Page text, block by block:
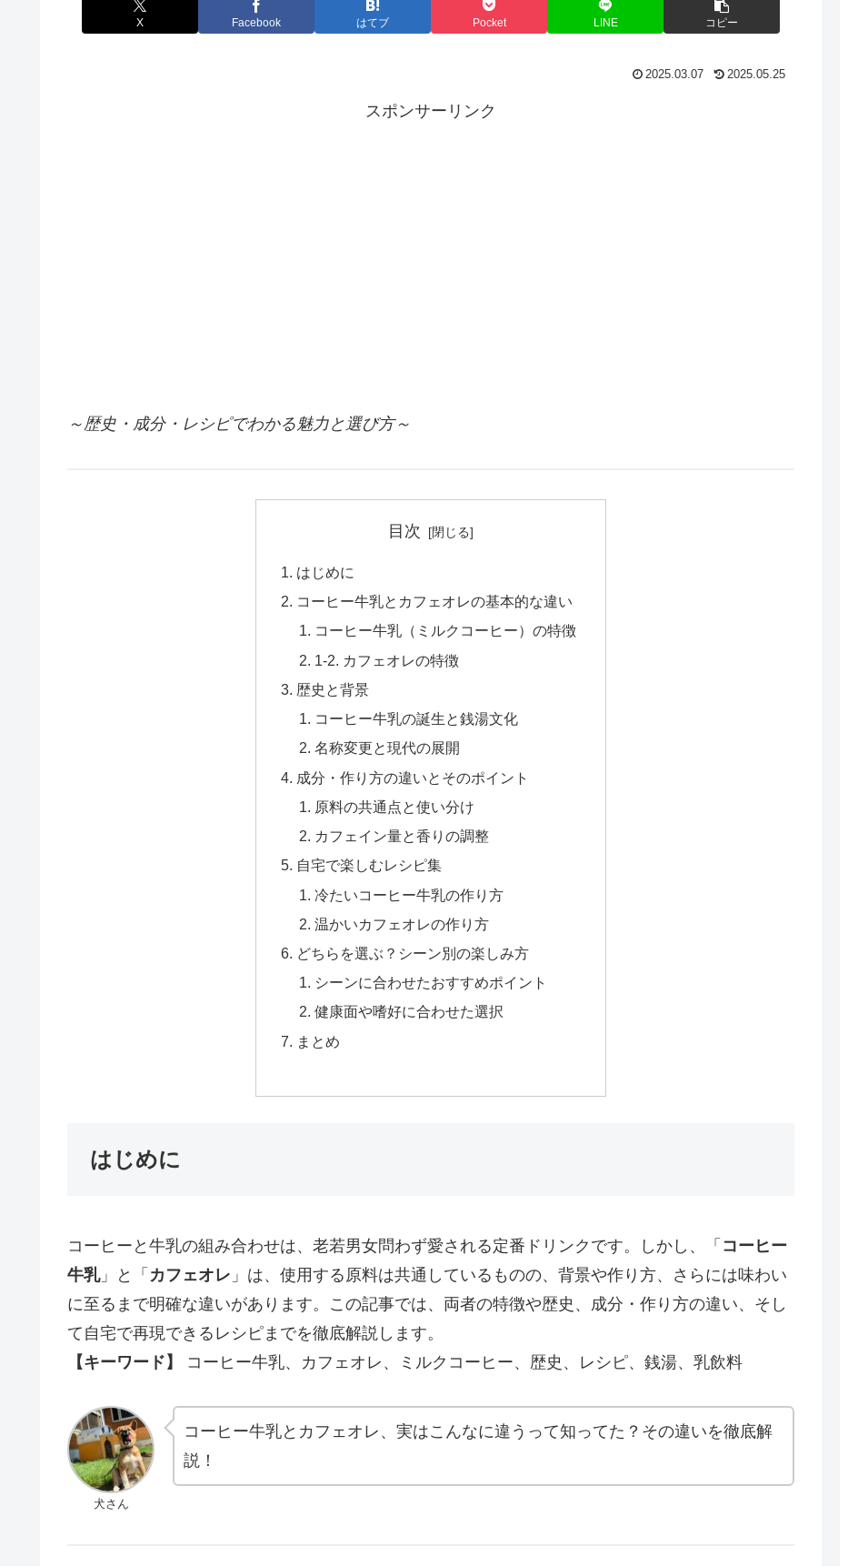
X Facebook はてブ Pocket LINE コピー
2025.03.07 2025.05.25
スポンサーリンク
～歴史・成分・レシピでわかる魅力と選び方～
目次
はじめに
コーヒー牛乳とカフェオレの基本的な違い
コーヒー牛乳（ミルクコーヒー）の特徴
1-2. カフェオレの特徴
歴史と背景
コーヒー牛乳の誕生と銭湯文化
名称変更と現代の展開
成分・作り方の違いとそのポイント
原料の共通点と使い分け
カフェイン量と香りの調整
自宅で楽しむレシピ集
冷たいコーヒー牛乳の作り方
温かいカフェオレの作り方
どちらを選ぶ？シーン別の楽しみ方
シーンに合わせたおすすめポイント
健康面や嗜好に合わせた選択
まとめ
はじめに
コーヒーと牛乳の組み合わせは、老若男女問わず愛される定番ドリンクです。しかし、「 コーヒー
牛乳」と「 カフェオレ 」は、使用する原料は共通しているものの、背景や作り方、さらには味わい
に至るまで明確な違いがあります。この記事では、両者の特徴や歴史、成分・作り方の違い、そし
て自宅で再現できるレシピまでを徹底解説します。
【キーワード】
コーヒー牛乳、カフェオレ、ミルクコーヒー、歴史、レシピ、銭湯、乳飲料
犬さん
コーヒー牛乳とカフェオレ、実はこんなに違うって知ってた？その違いを徹底解
説！